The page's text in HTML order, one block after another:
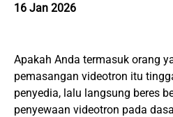
16 Jan 2026
Apakah Anda termasuk orang
pemasangan videotron itu
penyedia, lalu langsung beres
penyewaan videotron pada